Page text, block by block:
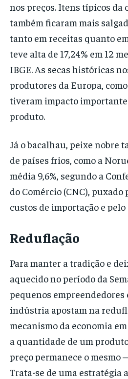
nos preços. Itens típicos da
também ficaram mais
tanto em receitas quanto
teve alta de 17,24% em 12
IBGE. As secas históricas
produtores da Europa,
tiveram impacto
produto.
Já o bacalhau, peixe nobre
de países frios, como a
média 9,6%, segundo a
do Comércio (CNC),
custos de importação e
Reduflação
Para manter a tradição e
aquecido no período da
pequenos empreendedores
indústria apostam na
mecanismo da economia
a quantidade de um
preço permanece o mesmo
Trata-se de uma estratégia